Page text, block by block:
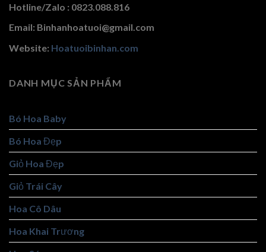
Hotline/Zalo : 0823.088.816
Email: Binhanhoatuoi@gmail.com
Website: Hoatuoibinhan.com
DANH MỤC SẢN PHẨM
Bó Hoa Baby
Bó Hoa Đẹp
Giỏ Hoa Đẹp
Giỏ Trái Cây
Hoa Cô Dâu
Hoa Khai Trương